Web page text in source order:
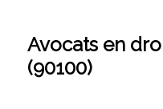
Avocats en
(90100)